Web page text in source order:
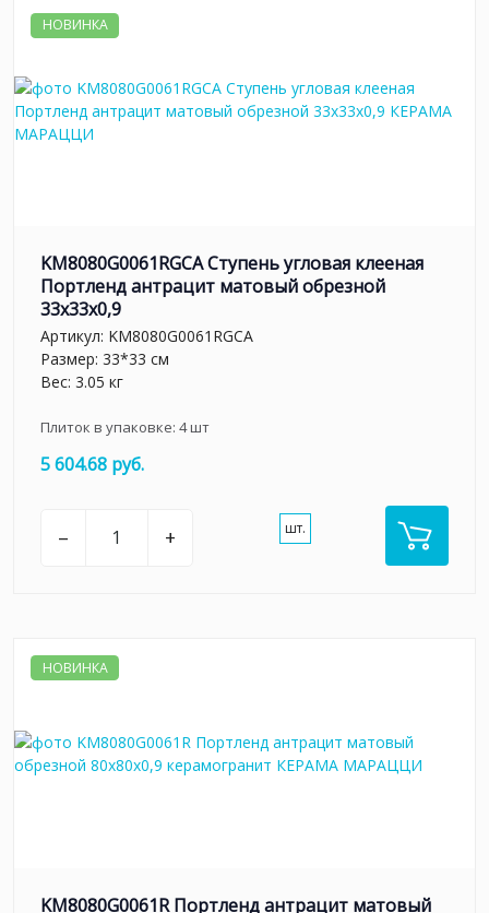
НОВИНКА
KM8080G0061RGCA Ступень угловая клееная
Портленд антрацит матовый обрезной
33x33x0,9
Артикул: KM8080G0061RGCA
Размер: 33*33 см
Вес: 3.05 кг
Плиток в упаковке: 4шт
5 604.68 руб.
– + шт.
НОВИНКА
KM8080G0061R Портленд антрацит матовый